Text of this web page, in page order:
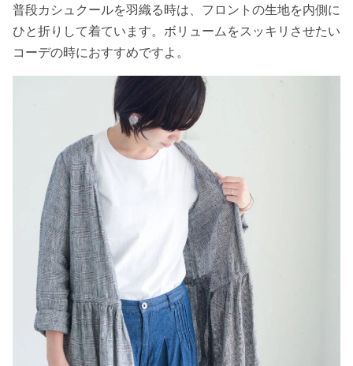
普段カシュクールを羽織る時は、フロントの生地を内側に
ひと折りして着ています。ボリュームをスッキリさせたい
コーデの時におすすめですよ。